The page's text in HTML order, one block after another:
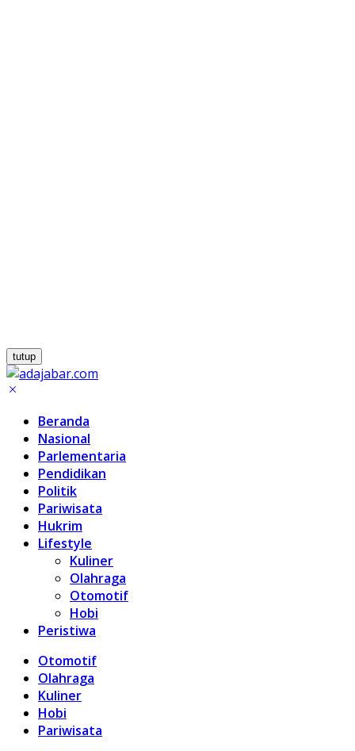
tutup
Beranda
Nasional
Parlementaria
Pendidikan
Politik
Pariwisata
Hukrim
Lifestyle
Kuliner
Olahraga
Otomotif
Hobi
Peristiwa
Otomotif
Olahraga
Kuliner
Hobi
Pariwisata